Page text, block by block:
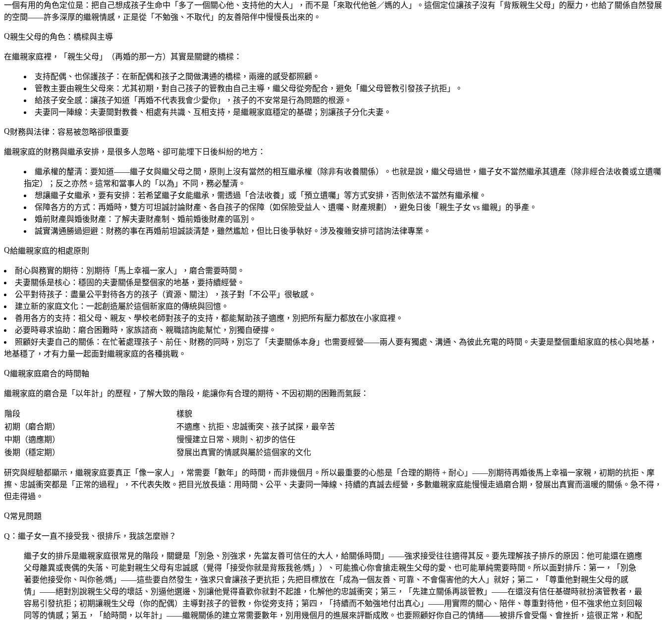
一個有用的角色定位是：把自己想成孩子生命中「多了一個關心他、支持他的大人」，而不是「來取代他爸／媽的人」。這個定位讓孩子沒有「背叛親生父母」的壓力，也給了關係自然發展
的空間——許多深厚的繼親情感，正是從「不勉強、不取代」的友善陪伴中慢慢長出來的。
親生父母的角色：橋樑與主導
在繼親家庭裡，「親生父母」（再婚的那一方）其實是關鍵的橋樑：
支持配偶、也保護孩子 ：在新配偶和孩子之間做溝通的橋樑，兩邊的感受都照顧。
管教主要由親生父母來 ：尤其初期，對自己孩子的管教由自己主導，繼父母從旁配合，避免「繼父母管教引發孩子抗拒」。
給孩子安全感 ：讓孩子知道「再婚不代表我會少愛你」，孩子的不安常是行為問題的根源。
夫妻同一陣線 ：夫妻間對教養、相處有共識、互相支持，是繼親家庭穩定的基礎；別讓孩子分化夫妻。
財務與法律：容易被忽略卻很重要
繼親家庭的財務與繼承安排，是很多人忽略、卻可能埋下日後糾紛的地方：
繼承權的釐清 ：要知道——繼子女與繼父母之間，原則上沒有當然的相互繼承權 （除非有收養關係）。也就是說，繼父母過世，繼子女不當然繼承其遺產（除非經合法收養或立遺囑
指定）；反之亦然。這常和當事人的「以為」不同，務必釐清。
想讓繼子女繼承，要有安排 ：若希望繼子女能繼承，需透過「合法收養」或「預立遺囑」等方式安排，否則依法不當然有繼承權。
保障各方的方式 ：再婚時，雙方可坦誠討論財產、各自孩子的保障（如保險受益人、遺囑、財產規劃），避免日後「親生子女 vs 繼親」的爭產。
婚前財產與婚後財產 ：了解夫妻財產制、婚前婚後財產的區別。
誠實溝通勝過迴避 ：財務的事在再婚前坦誠談清楚，雖然尷尬，但比日後爭執好。涉及複雜安排可諮詢法律專業。
給繼親家庭的相處原則
耐心與務實的期待 ：別期待「馬上幸福一家人」，磨合需要時間。
夫妻關係是核心 ：穩固的夫妻關係是整個家的地基，要持續經營。
公平對待孩子 ：盡量公平對待各方的孩子（資源、關注），孩子對「不公平」很敏感。
建立新的家庭文化 ：一起創造屬於這個新家庭的傳統與回憶。
善用各方的支持 ：祖父母、親友、學校老師對孩子的支持，都能幫助孩子適應，別把所有壓力都放在小家庭裡。
必要時尋求協助 ：磨合困難時，家族諮商、親職諮詢能幫忙，別獨自硬撐。
照顧好夫妻自己的關係 ：在忙著處理孩子、前任、財務的同時，別忘了「夫妻關係本身」也需要經營——兩人要有獨處、溝通、為彼此充電的時間。夫妻是整個重組家庭的核心與地基，
地基穩了，才有力量一起面對繼親家庭的各種挑戰。
繼親家庭磨合的時間軸
繼親家庭的磨合是「以年計」的歷程，了解大致的階段，能讓你有合理的期待、不因初期的困難而氣餒：
階段
樣貌
初期（磨合期）
不適應、抗拒、忠誠衝突、孩子試探，最辛苦
中期（適應期）
慢慢建立日常、規則、初步的信任
後期（穩定期）
發展出真實的情感與屬於這個家的文化
研究與經驗都顯示，繼親家庭要真正「像一家人」，常需要「數年」的時間，而非幾個月。所以最重要的心態是「合理的期待 + 耐心」——別期待再婚後馬上幸福一家親，初期的抗拒、摩
擦、忠誠衝突都是「正常的過程」，不代表失敗。把目光放長遠：用時間、公平、夫妻同一陣線、持續的真誠去經營，多數繼親家庭能慢慢走過磨合期，發展出真實而溫暖的關係。急不得，
但走得過。
常見問題
Q：繼子女一直不接受我、很排斥，我該怎麼辦？
繼子女的排斥是繼親家庭很常見的階段，關鍵是「別急、別強求，先當友善可信任的大人，給關係時間」——強求接受往往適得其反。要先理解孩子排斥的原因：他可能還在適應
父母離異或喪偶的失落、可能對親生父母有忠誠感（覺得「接受你就是背叛我爸/媽」）、可能擔心你會搶走親生父母的愛、也可能單純需要時間。所以面對排斥：第一，「別急
著要他接受你、叫你爸/媽」——這些要自然發生，強求只會讓孩子更抗拒；先把目標放在「成為一個友善、可靠、不會傷害他的大人」就好；第二，「尊重他對親生父母的感
情」——絕對別說親生父母的壞話、別逼他選邊、別讓他覺得喜歡你就對不起誰，化解他的忠誠衝突；第三，「先建立關係再談管教」——在還沒有信任基礎時就扮演管教者，最
容易引發抗拒；初期讓親生父母（你的配偶）主導對孩子的管教，你從旁支持；第四，「持續而不勉強地付出真心」——用實際的關心、陪伴、尊重對待他，但不強求他立刻回報
同等的情感；第五，「給時間，以年計」——繼親關係的建立常需要數年，別用幾個月的進展來評斷成敗。也要照顧好你自己的情緒——被排斥會受傷、會挫折，這很正常，和配